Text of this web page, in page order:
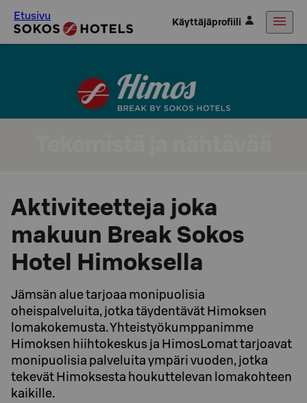
Etusivu Käyttäjäprofiili
Aktiviteetteja joka
makuun Break Sokos
Hotel Himoksella
Jämsän alue tarjoaa monipuolisia
oheispalveluita, jotka täydentävät Himoksen
lomakokemusta. Yhteistyökumppanimme
Himoksen hiihtokeskus ja HimosLomat tarjoavat
monipuolisia palveluita ympäri vuoden, jotka
tekevät Himoksesta houkuttelevan lomakohteen
kaikille.